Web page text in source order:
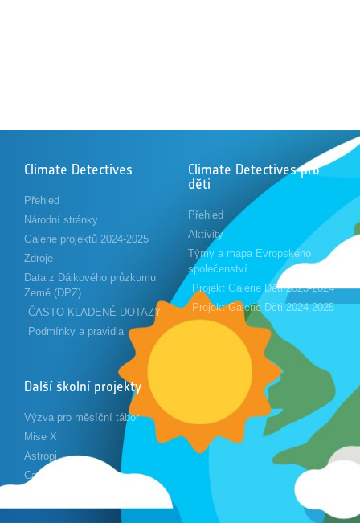
Climate Detectives
Přehled
Národní stránky
Galerie projektů 2024-2025
Zdroje
Data z Dálkového průzkumu
Země (DPZ)
ČASTO KLADENÉ DOTAZY
Podmínky a pravidla
Climate Detectives pro
děti
Přehled
Aktivity
Týmy a mapa Evropského
společenství
Projekt Galerie Děti 2023-2024
Projekt Galerie Děti 2024-2025
Další školní projekty
Výzva pro měsíční tábor
Mise X
Astropi
Cansat